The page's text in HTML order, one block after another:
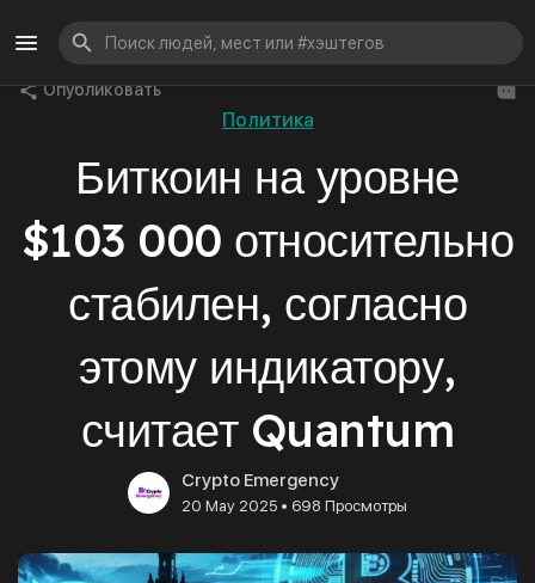
Опубликовать
Политика
Биткоин на уровне
$103 000 относительно
стабилен, согласно
этому индикатору,
считает Quantum
Crypto Emergency
20 May 2025 • 698 Просмотры